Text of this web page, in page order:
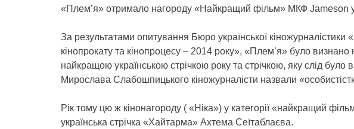
«Плем’я» отримало нагороду «Найкращий фільм» МКФ Jameson у
За результатами опитування Бюро української кіножурналістики
кінопрокату та кінопроцесу – 2014 року», «Плем’я» було
найкращою українською стрічкою року та стрічкою, яку слід було
Мирослава Слабошпицького кіножурналісти назвали
Рік тому цю ж кінонагороду ( «Ніка») у категорії «найкращий
українська стрічка «Хайтарма» Ахтема Сеїтаблаєва.